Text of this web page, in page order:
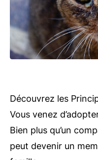
Découvrez les
Vous venez
Bien plus qu’un
peut devenir un